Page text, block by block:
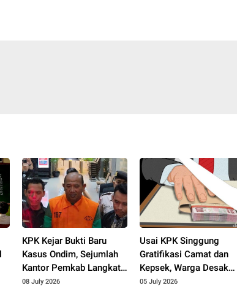
KPK Kejar Bukti Baru
Kasus Ondim, Sejumlah
Kantor Pemkab Langkat
Digeledah
08 July 2026
Usai KPK Singgung
Gratifikasi Camat dan
Kepsek, Warga Desak
Seluruh Pemberi Ikut
05 July 2026